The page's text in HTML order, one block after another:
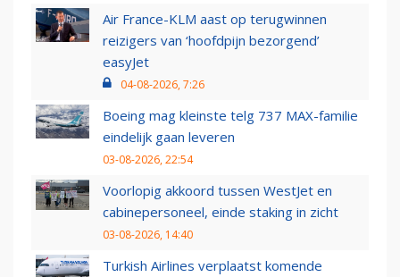
Air France-KLM aast op terugwinnen
reizigers van ‘hoofdpijn bezorgend’
easyJet
04-08-2026, 7:26
Boeing mag kleinste telg 737 MAX-familie
eindelijk gaan leveren
03-08-2026, 22:54
Voorlopig akkoord tussen WestJet en
cabinepersoneel, einde staking in zicht
03-08-2026, 14:40
Turkish Airlines verplaatst komende